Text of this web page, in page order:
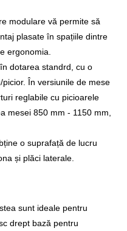
modulare vă permite să
plasate în spațiile dintre
ergonomia.
dotarea standrd, cu o
În versiunile de mese
reglabile cu picioarele
mesei 850 mm - 1150 mm,
o suprafață de lucru
și plăci laterale.
sunt ideale pentru
drept bază pentru